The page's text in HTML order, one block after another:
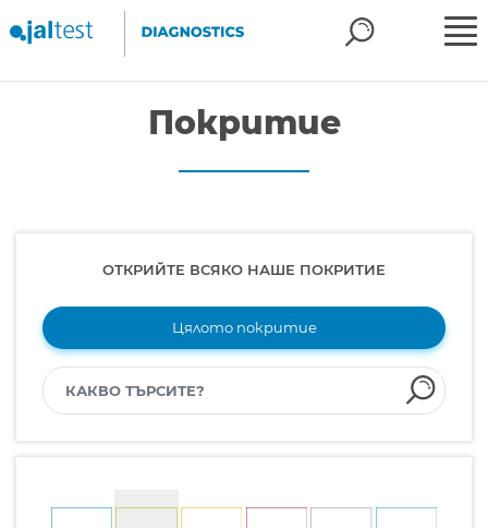
Покритие
ОТКРИЙТЕ ВСЯКО НАШЕ ПОКРИТИЕ
Цялото покритие